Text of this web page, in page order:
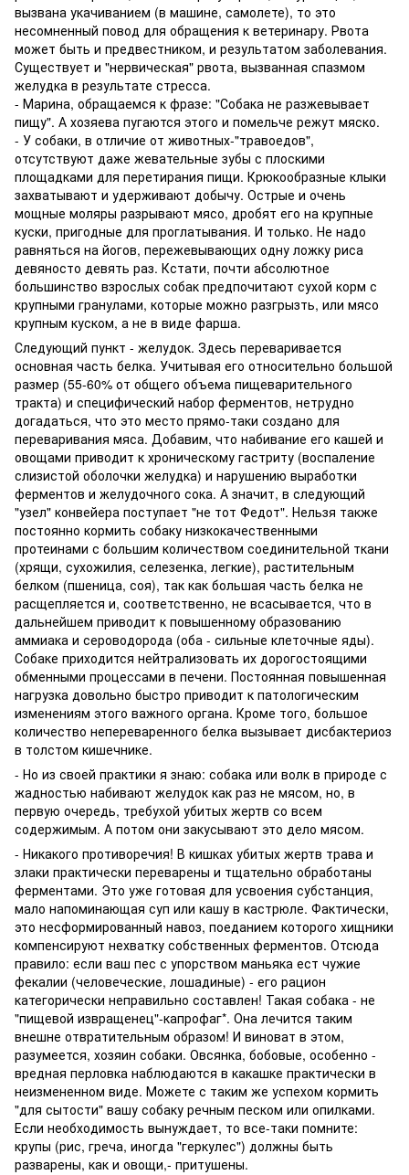
вызвана укачиванием (в машине, самолете), то это
несомненный повод для обращения к ветеринару. Рвота
может быть и предвестником, и результатом заболевания.
Существует и "нервическая" рвота, вызванная спазмом
желудка в результате стресса.
- Марина, обращаемся к фразе: "Собака не разжевывает
пищу". А хозяева пугаются этого и помельче режут мяско.
- У собаки, в отличие от животных-"травоедов",
отсутствуют даже жевательные зубы с плоскими
площадками для перетирания пищи. Крюкообразные клыки
захватывают и удерживают добычу. Острые и очень
мощные моляры разрывают мясо, дробят его на крупные
куски, пригодные для проглатывания. И только. Не надо
равняться на йогов, пережевывающих одну ложку риса
девяносто девять раз. Кстати, почти абсолютное
большинство взрослых собак предпочитают сухой корм с
крупными гранулами, которые можно разгрызть, или мясо
крупным куском, а не в виде фарша.
Следующий пункт - желудок. Здесь переваривается
основная часть белка. Учитывая его относительно большой
размер (55-60% от общего объема пищеварительного
тракта) и специфический набор ферментов, нетрудно
догадаться, что это место прямо-таки создано для
переваривания мяса. Добавим, что набивание его кашей и
овощами приводит к хроническому гастриту (воспаление
слизистой оболочки желудка) и нарушению выработки
ферментов и желудочного сока. А значит, в следующий
"узел" конвейера поступает "не тот Федот". Нельзя также
постоянно кормить собаку низкокачественными
протеинами с большим количеством соединительной ткани
(хрящи, сухожилия, селезенка, легкие), растительным
белком (пшеница, соя), так как большая часть белка не
расщепляется и, соответственно, не всасывается, что в
дальнейшем приводит к повышенному образованию
аммиака и сероводорода (оба - сильные клеточные яды).
Собаке приходится нейтрализовать их дорогостоящими
обменными процессами в печени. Постоянная повышенная
нагрузка довольно быстро приводит к патологическим
изменениям этого важного органа. Кроме того, большое
количество непереваренного белка вызывает дисбактериоз
в толстом кишечнике.
- Но из своей практики я знаю: собака или волк в природе с
жадностью набивают желудок как раз не мясом, но, в
первую очередь, требухой убитых жертв со всем
содержимым. А потом они закусывают это дело мясом.
- Никакого противоречия! В кишках убитых жертв трава и
злаки практически переварены и тщательно обработаны
ферментами. Это уже готовая для усвоения субстанция,
мало напоминающая суп или кашу в кастрюле. Фактически,
это несформированный навоз, поеданием которого хищники
компенсируют нехватку собственных ферментов. Отсюда
правило: если ваш пес с упорством маньяка ест чужие
фекалии (человеческие, лошадиные) - его рацион
категорически неправильно составлен! Такая собака - не
"пищевой извращенец"-капрофаг*. Она лечится таким
внешне отвратительным образом! И виноват в этом,
разумеется, хозяин собаки. Овсянка, бобовые, особенно -
вредная перловка наблюдаются в какашке практически в
неизмененном виде. Можете с таким же успехом кормить
"для сытости" вашу собаку речным песком или опилками.
Если необходимость вынуждает, то все-таки помните:
крупы (рис, греча, иногда "геркулес") должны быть
разварены, как и овощи,- притушены.